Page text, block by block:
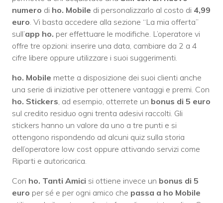
numero di ho. Mobile di personalizzarlo al costo di 4,99
euro. Vi basta accedere alla sezione “La mia offerta”
sull’app ho. per effettuare le modifiche. L’operatore vi
offre tre opzioni: inserire una data, cambiare da 2 a 4
cifre libere oppure utilizzare i suoi suggerimenti.
ho. Mobile mette a disposizione dei suoi clienti anche
una serie di iniziative per ottenere vantaggi e premi. Con
ho. Stickers, ad esempio, otterrete un bonus di 5 euro
sul credito residuo ogni trenta adesivi raccolti. Gli
stickers hanno un valore da uno a tre punti e si
ottengono rispondendo ad alcuni quiz sulla storia
dell’operatore low cost oppure attivando servizi come
Riparti e autoricarica.
Con ho. Tanti Amici si ottiene invece un bonus di 5
euro per sé e per ogni amico che passa a ho Mobile